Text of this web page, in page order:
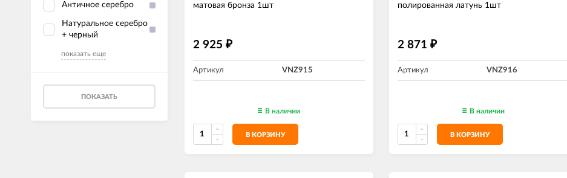
Античное серебро
Натуральное серебро
+ черный
показать еще
ПОКАЗАТЬ
матовая бронза 1шт
2 925 ₽
Артикул VNZ915
В наличии
В КОРЗИНУ
полированная латунь 1шт
2 871 ₽
Артикул VNZ916
В наличии
В КОРЗИНУ